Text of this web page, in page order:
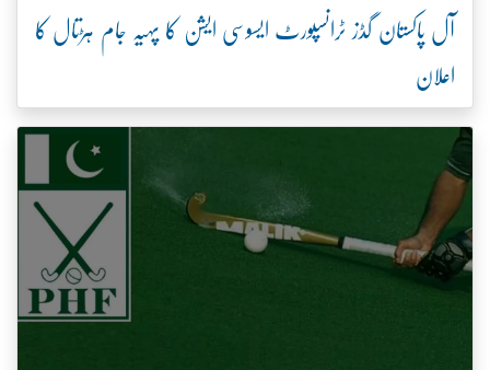
آل پاکستان گڈز ٹرانسپورٹ ایسوسی ایشن کا پہیہ جام ہڑتال کا
اعلان